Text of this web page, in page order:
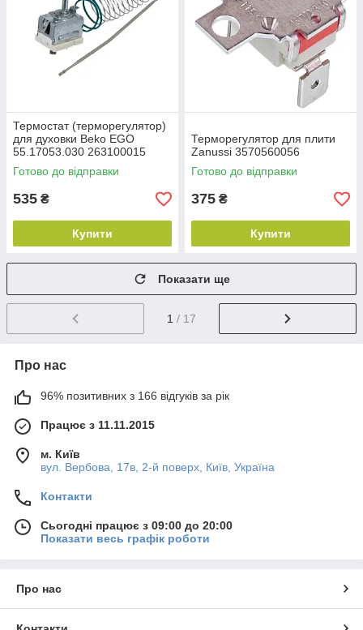
Термостат (терморегулятор)
для духовки Beko EGO
55.17053.030 263100015
Готово до відправки
535 ₴
Купити
Терморегулятор для плити
Zanussi 3570560056
Готово до відправки
375 ₴
Купити
Показати ще
1 / 17
Про нас
96% позитивних з 166 відгуків за рік
Працює з 11.11.2015
м. Київ
вул. Вербова, 17в, 2-й поверх, Київ, Україна
Контакти
Сьогодні працює з 09:00 до 20:00
Показати весь графік роботи
Про нас